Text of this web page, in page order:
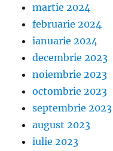
martie 2024
februarie 2024
ianuarie 2024
decembrie 2023
noiembrie 2023
octombrie 2023
septembrie 2023
august 2023
iulie 2023